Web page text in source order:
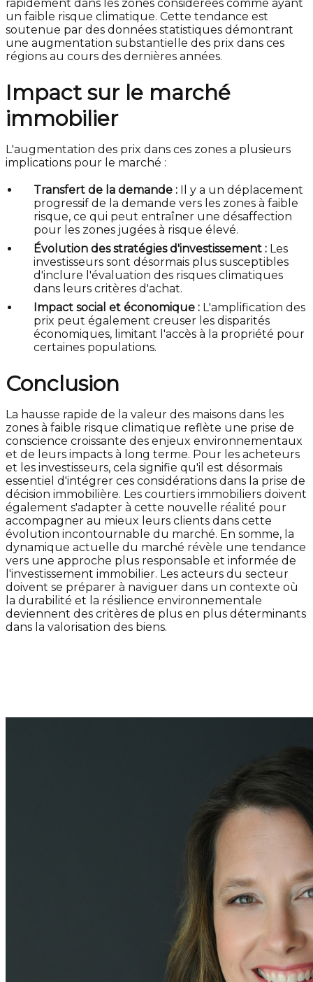
rapidement dans les zones considérées comme ayant
un faible risque climatique. Cette tendance est
soutenue par des données statistiques démontrant
une augmentation substantielle des prix dans ces
régions au cours des dernières années.
Impact sur le marché
immobilier
L'augmentation des prix dans ces zones a plusieurs
implications pour le marché :
Transfert de la demande : Il y a un déplacement
progressif de la demande vers les zones à faible
risque, ce qui peut entraîner une désaffection
pour les zones jugées à risque élevé.
Évolution des stratégies d'investissement : Les
investisseurs sont désormais plus susceptibles
d'inclure l'évaluation des risques climatiques
dans leurs critères d'achat.
Impact social et économique : L'amplification des
prix peut également creuser les disparités
économiques, limitant l'accès à la propriété pour
certaines populations.
Conclusion
La hausse rapide de la valeur des maisons dans les
zones à faible risque climatique reflète une prise de
conscience croissante des enjeux environnementaux
et de leurs impacts à long terme. Pour les acheteurs
et les investisseurs, cela signifie qu'il est désormais
essentiel d'intégrer ces considérations dans la prise de
décision immobilière. Les courtiers immobiliers doivent
également s'adapter à cette nouvelle réalité pour
accompagner au mieux leurs clients dans cette
évolution incontournable du marché. En somme, la
dynamique actuelle du marché révèle une tendance
vers une approche plus responsable et informée de
l'investissement immobilier. Les acteurs du secteur
doivent se préparer à naviguer dans un contexte où
la durabilité et la résilience environnementale
deviennent des critères de plus en plus déterminants
dans la valorisation des biens.